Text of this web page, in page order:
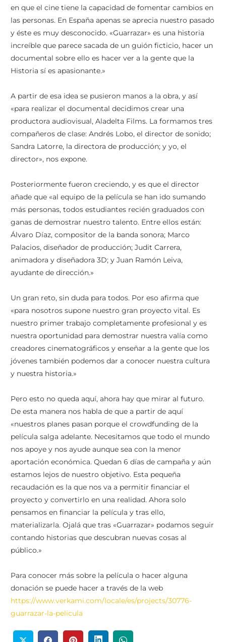
en que el cine tiene la capacidad de fomentar cambios en
las personas. En España apenas se aprecia nuestro pasado
y éste es muy desconocido. «Guarrazar» es una historia
increíble que parece sacada de un guión ficticio, hacer un
documental sobre ello es hacer ver a la gente que la
Historia sí es apasionante.»
A partir de esa idea se pusieron manos a la obra, y así
«para realizar el documental decidimos crear una
productora audiovisual, Aladelta Films. La formamos tres
compañeros de clase: Andrés Lobo, el director de sonido;
Sandra Latorre, la directora de producción; y yo, el
director», nos expone.
Posteriormente fueron creciendo, y es que el director
añade que «al equipo de la película se han ido sumando
más personas, todos estudiantes recién graduados con
ganas de demostrar nuestro talento. Entre ellos están:
Álvaro Díaz, compositor de la banda sonora; Marco
Palacios, diseñador de producción; Judit Carrera,
animadora y diseñadora 3D; y Juan Ramón Leiva,
ayudante de dirección.»
Un gran reto, sin duda para todos. Por eso afirma que
«para nosotros supone nuestro gran proyecto vital. Es
nuestro primer trabajo completamente profesional y es
nuestra oportunidad para demostrar nuestra valía como
creadores cinematográficos y enseñar a la gente que los
jóvenes también podemos dar a conocer nuestra cultura
y nuestra historia.»
Pero esto no queda aquí, ahora hay que mirar al futuro.
De esta manera nos habla de que a partir de aquí
«nuestros planes pasan porque el crowdfunding de la
película salga adelante. Necesitamos que todo el mundo
nos apoye y nos ayude aunque sea con la menor
aportación económica. Quedan 6 días de campaña y aún
estamos lejos de nuestro objetivo. Esta pequeña
recaudación es la que nos va a permitir financiar el
proyecto y convertirlo en una realidad. Ahora solo
pensamos en financiar la película y tras ello,
materializarla. Ojalá que tras «Guarrazar» podamos seguir
contando historias que descubran nuevas cosas al
público.»
Para conocer más sobre la película o hacer alguna
donación se puede hacer a través de la web
https://www.verkami.com/locale/es/projects/30776-
guarrazar-la-pelicula